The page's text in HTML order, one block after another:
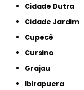
Cidade Dutra
Cidade Jardim
Cupecê
Cursino
Grajau
Ibirapuera